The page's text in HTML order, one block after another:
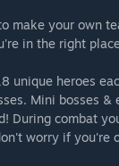
make your own
in the right
unique heroes
Mini bosses
During combat
worry if you're